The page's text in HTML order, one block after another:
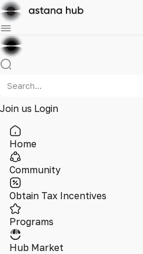
Join us Login
Home
Community
Obtain Tax Incentives
Programs
Hub Market